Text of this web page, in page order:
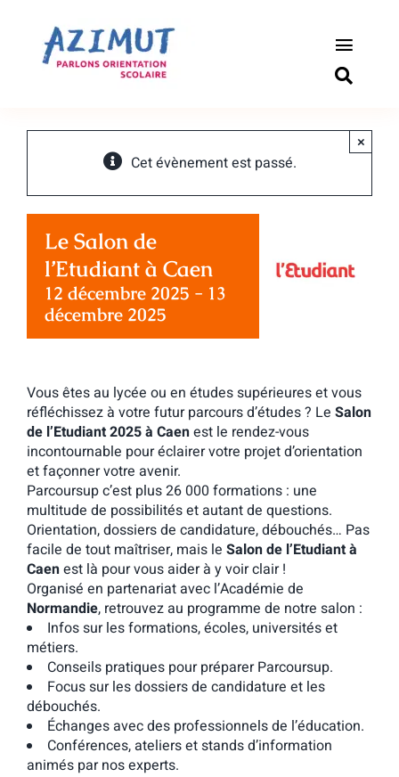
contenu
Toggle
Outils
Cet évènement est passé.
×
Le Salon de
l’Etudiant à Caen
12 décembre 2025 - 13
décembre 2025
Vous êtes au lycée ou en études supérieures et vous
réfléchissez à votre futur parcours d’études ? Le Salon
de l’Etudiant 2025 à Caenest le rendez-vous
incontournable pour éclairer votre projet d’orientation
et façonner votre avenir.
Parcoursup c’est plus 26 000 formations : une
multitude de possibilités et autant de questions.
Orientation, dossiers de candidature, débouchés… Pas
facile de tout maîtriser, mais le Salon de l’Etudiant à
Caenest là pour vous aider à y voir clair !
Organisé en partenariat avec l’Académie de
Normandie, retrouvez au programme de notre salon :
Infos sur les formations, écoles, universités et
métiers.
Conseils pratiques pour préparer Parcoursup.
Focus sur les dossiers de candidature et les
débouchés.
Échanges avec des professionnels de l’éducation.
Conférences, ateliers et stands d’information
animés par nos experts.